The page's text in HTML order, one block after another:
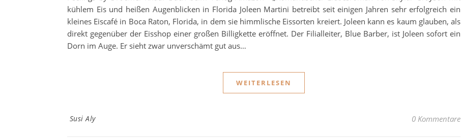
kühlem Eis und heißen Augenblicken in Florida Joleen Martini betreibt seit einigen Jahren sehr erfolgreich ein
kleines Eiscafé in Boca Raton, Florida, in dem sie himmlische Eissorten kreiert. Joleen kann es kaum glauben, als
direkt gegenüber der Eisshop einer großen Billigkette eröffnet. Der Filialleiter, Blue Barber, ist Joleen sofort ein
Dorn im Auge. Er sieht zwar unverschämt gut aus…
WEITERLESEN
Susi Aly 0 Kommentare